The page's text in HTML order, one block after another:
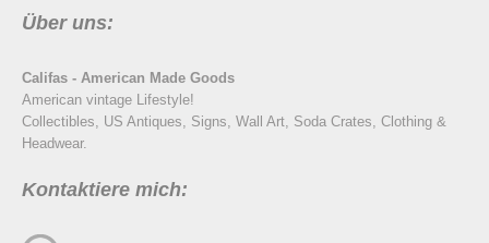
Über uns:
Califas - American Made Goods
American vintage Lifestyle!
Collectibles, US Antiques, Signs, Wall Art, Soda Crates, Clothing &
Headwear.
Kontaktiere mich: